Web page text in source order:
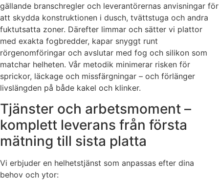
gällande branschregler och leverantörernas anvisningar för
att skydda konstruktionen i dusch, tvättstuga och andra
fuktutsatta zoner. Därefter limmar och sätter vi plattor
med exakta fogbredder, kapar snyggt runt
rörgenomföringar och avslutar med fog och silikon som
matchar helheten. Vår metodik minimerar risken för
sprickor, läckage och missfärgningar – och förlänger
livslängden på både kakel och klinker.
Tjänster och arbetsmoment –
komplett leverans från första
mätning till sista platta
Vi erbjuder en helhetstjänst som anpassas efter dina
behov och ytor: